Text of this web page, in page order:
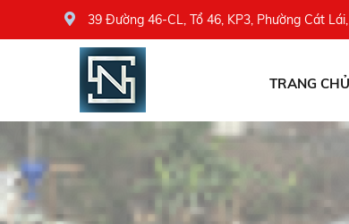
39 Đường 46-CL, Tổ 46, KP3, Phường Cát
TRANG CHỦ